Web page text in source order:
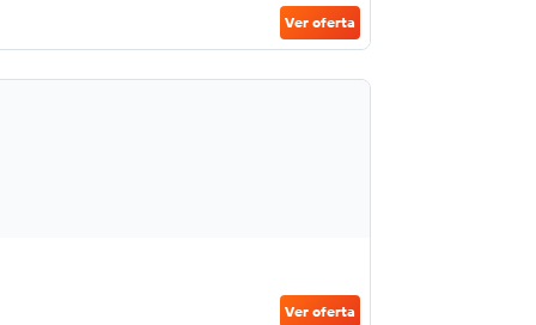
Ver oferta
Ver oferta